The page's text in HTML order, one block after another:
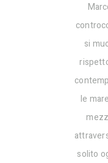
si
le
solito